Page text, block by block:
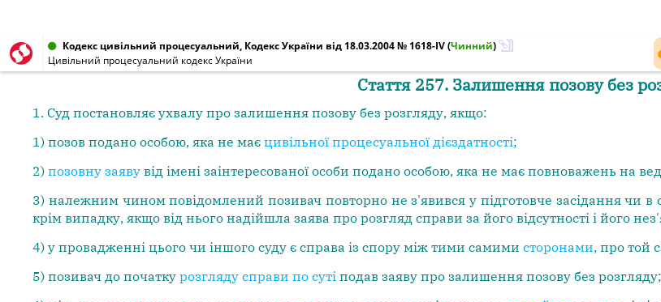
Кодекс цивільний процесуальний, Кодекс України від 18.03.2004 № 1618-IV(Чинний)
Цивільний процесуальний кодекс України